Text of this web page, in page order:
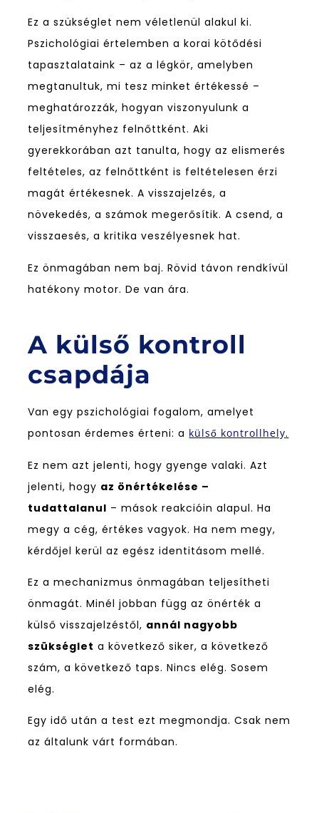
Ez a szükséglet nem véletlenül alakul ki.
Pszichológiai értelemben a korai kötődési
tapasztalataink – az a légkör, amelyben
megtanultuk, mi tesz minket értékessé –
meghatározzák, hogyan viszonyulunk a
teljesítményhez felnőttként. Aki
gyerekkorában azt tanulta, hogy az elismerés
feltételes, az felnőttként is feltételesen érzi
magát értékesnek. A visszajelzés, a
növekedés, a számok megerősítik. A csend, a
visszaesés, a kritika veszélyesnek hat.
Ez önmagában nem baj. Rövid távon rendkívül
hatékony motor. De van ára.
A külső kontroll
csapdája
Van egy pszichológiai fogalom, amelyet
pontosan érdemes érteni: a külső kontrollhely.
Ez nem azt jelenti, hogy gyenge valaki. Azt
jelenti, hogy az önértékelése –
tudattalanul – mások reakcióin alapul. Ha
megy a cég, értékes vagyok. Ha nem megy,
kérdőjel kerül az egész identitásom mellé.
Ez a mechanizmus önmagában teljesítheti
önmagát. Minél jobban függ az önérték a
külső visszajelzéstől, annál nagyobb
szükséglet a következő siker, a következő
szám, a következő taps. Nincs elég. Sosem
elég.
Egy idő után a test ezt megmondja. Csak nem
az általunk várt formában.